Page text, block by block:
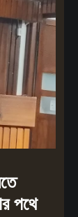
পথে